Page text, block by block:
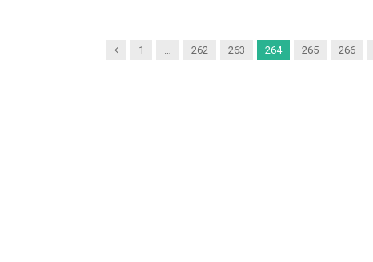
Previous
1 262 263 264 265 266